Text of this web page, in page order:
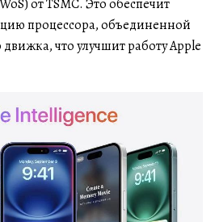
от TSMC. Это обеспечит
процессора, объединенной
что улучшит работу Apple